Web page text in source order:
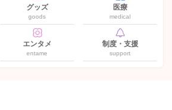
グッズ
goods
医療
medical
エンタメ
entame
制度・支援
support